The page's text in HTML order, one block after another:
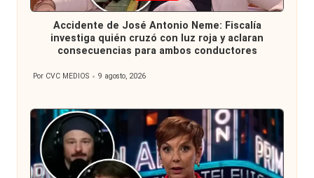
en
Accidente de José Antonio Neme: Fiscalía
investiga quién cruzó con luz roja y aclaran
consecuencias para ambos conductores
Por CVC MEDIOS 9 agosto, 2026